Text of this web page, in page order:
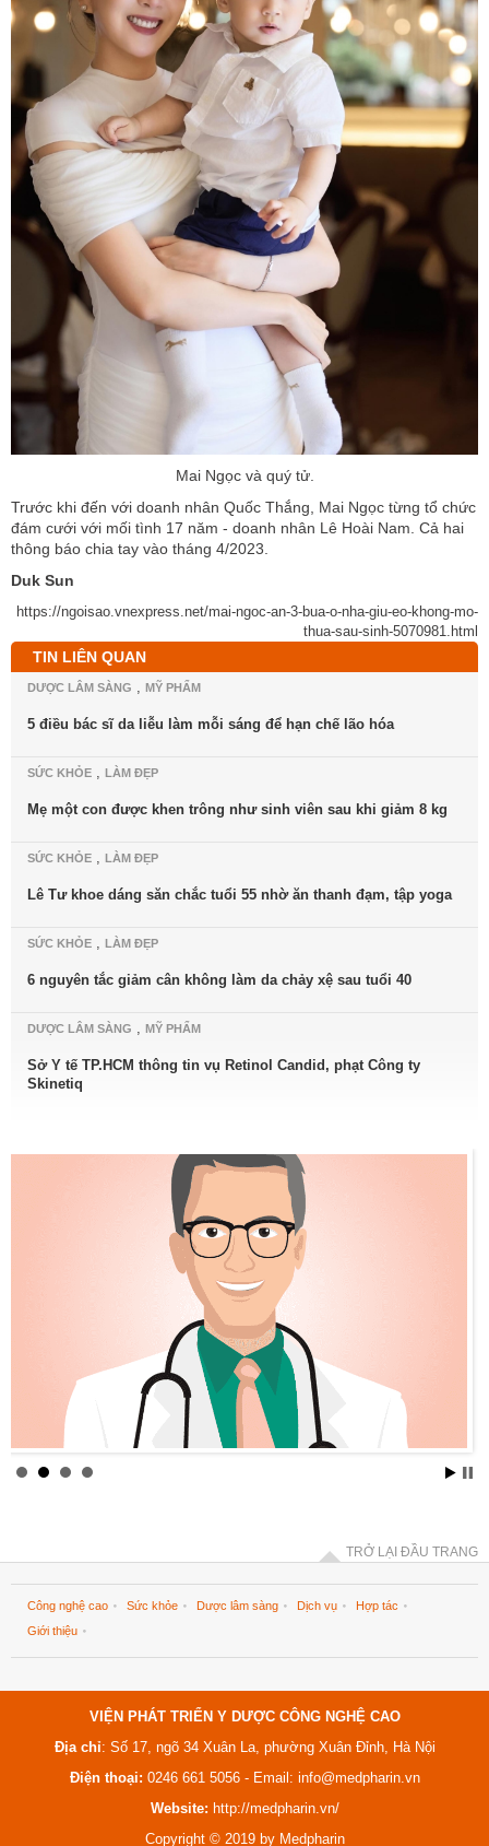
Mai Ngọc và quý tử.
Trước khi đến với doanh nhân Quốc Thắng, Mai Ngọc từng tổ chức
đám cưới với mối tình 17 năm - doanh nhân Lê Hoài Nam. Cả hai
thông báo chia tay vào tháng 4/2023.
Duk Sun
https://ngoisao.vnexpress.net/mai-ngoc-an-3-bua-o-nha-giu-eo-khong-mo-
thua-sau-sinh-5070981.html
TIN LIÊN QUAN
DƯỢC LÂM SÀNG , MỸ PHẨM
5 điều bác sĩ da liễu làm mỗi sáng để hạn chế lão hóa
SỨC KHỎE , LÀM ĐẸP
Mẹ một con được khen trông như sinh viên sau khi giảm 8 kg
SỨC KHỎE , LÀM ĐẸP
Lê Tư khoe dáng săn chắc tuổi 55 nhờ ăn thanh đạm, tập yoga
SỨC KHỎE , LÀM ĐẸP
6 nguyên tắc giảm cân không làm da chảy xệ sau tuổi 40
DƯỢC LÂM SÀNG , MỸ PHẨM
Sở Y tế TP.HCM thông tin vụ Retinol Candid, phạt Công ty
Skinetiq
TRỞ LẠI ĐẦU TRANG
Công nghệ cao Sức khỏe Dược lâm sàng Dịch vụ
Hợp tác
Giới thiệu
VIỆN PHÁT TRIỂN Y DƯỢC CÔNG NGHỆ CAO
Địa chỉ: Số 17, ngõ 34 Xuân La, phường Xuân Đỉnh, Hà Nội
Điện thoại: 0246 661 5056 - Email: info@medpharin.vn
Website: http://medpharin.vn/
Copyright © 2019 by Medpharin